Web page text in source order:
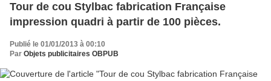
Tour de cou Stylbac fabrication Française
impression quadri à partir de 100 pièces.
Publié le 01/01/2013 à 00:10
Par Objets publicitaires OBPUB